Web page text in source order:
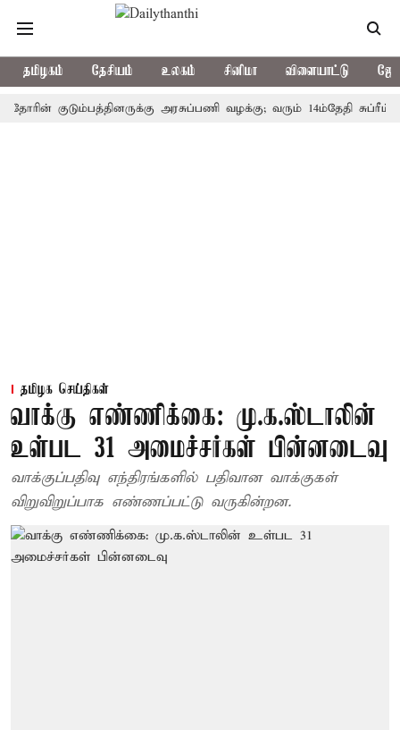
தமிழகம் தேசியம் உலகம் சினிமா விளையாட்டு
குடும்பத்தினருக்கு அரசுப்பணி வழக்கு; வரும் 14ம்தேதி
தமிழக செய்திகள்
வாக்கு எண்ணிக்கை: மு.க.ஸ்டாலின்
உள்பட 31 அமைச்சர்கள் பின்னடைவு
வாக்குப்பதிவு எந்திரங்களில் பதிவான வாக்குகள்
விறுவிறுப்பாக எண்ணப்பட்டு வருகின்றன.